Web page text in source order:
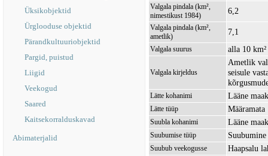
Üksikobjektid
Ürglooduse objektid
Pärandkultuuriobjektid
Pargid, puistud
Liigid
Veekogud
Saared
Kaitsekorralduskavad
Abimaterjalid
Valgala pindala (km²,
nimestikust 1984)
6,2
Valgala pindala (km²,
ametlik)
7,1
Valgala suurus alla 10 km²
Valgala kirjeldus
Ametlik
seisule
Lätte kohanimi Lääne
Lätte tüüp Määramata
Suubla kohanimi Lääne
Suubumise tüüp
Suubub veekogusse Haapsalu